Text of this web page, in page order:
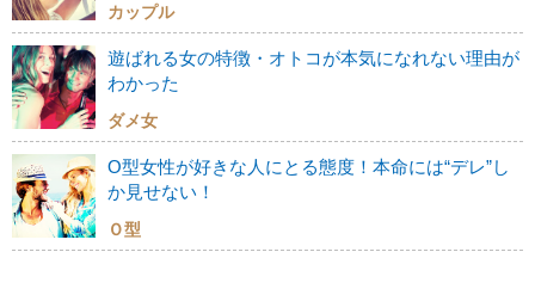
カップル
遊ばれる女の特徴・オトコが本気になれない理由が
わかった
ダメ女
O型女性が好きな人にとる態度！本命には“デレ”し
か見せない！
Ｏ型